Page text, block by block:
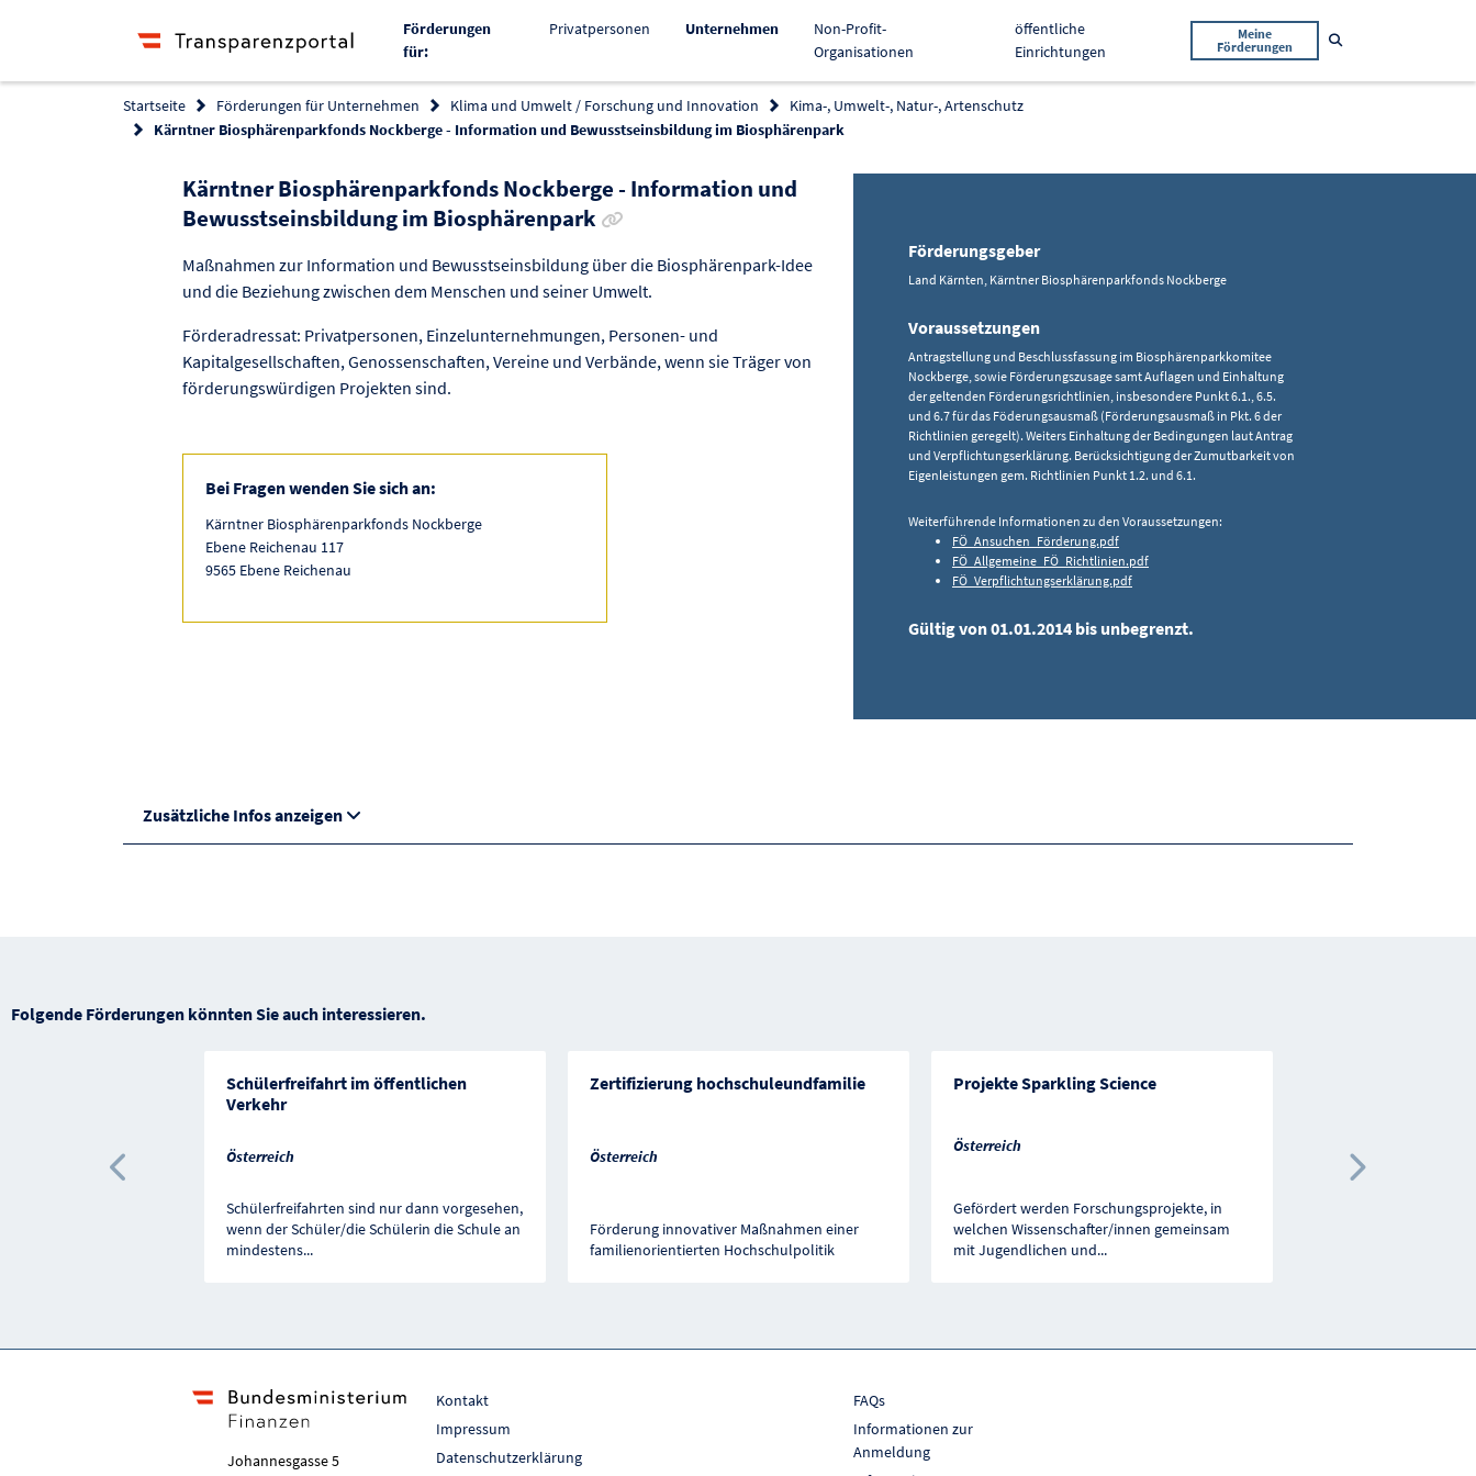
Förderungen
für:
Privatpersonen UnternehmenAktiv Non-Profit-
Organisationen
öffentliche
Einrichtungen
Meine
Förderungen
Startseite Förderungen für Unternehmen Klima und Umwelt / Forschung und Innovation
Kima-, Umwelt-, Natur-, Artenschutz
Kärntner Biosphärenparkfonds Nockberge - Information und Bewusstseinsbildung im Biosphärenpark
Kärntner Biosphärenparkfonds Nockberge - Information und
Bewusstseinsbildung im Biosphärenpark
Link zur Förderung kopieren
Maßnahmen zur Information und Bewusstseinsbildung über die Biosphärenpark-Idee
und die Beziehung zwischen dem Menschen und seiner Umwelt.
Förderadressat: Privatpersonen, Einzelunternehmungen, Personen- und
Kapitalgesellschaften, Genossenschaften, Vereine und Verbände, wenn sie Träger von
förderungswürdigen Projekten sind.
Bei Fragen wenden Sie sich an:
Kärntner Biosphärenparkfonds Nockberge
Ebene Reichenau 117
9565 Ebene Reichenau
Förderungsgeber
Land Kärnten, Kärntner Biosphärenparkfonds Nockberge
Voraussetzungen
Antragstellung und Beschlussfassung im Biosphärenparkkomitee
Nockberge, sowie Förderungszusage samt Auflagen und Einhaltung
der geltenden Förderungsrichtlinien, insbesondere Punkt 6.1., 6.5.
und 6.7 für das Föderungsausmaß (Förderungsausmaß in Pkt. 6 der
Richtlinien geregelt). Weiters Einhaltung der Bedingungen laut Antrag
und Verpflichtungserklärung. Berücksichtigung der Zumutbarkeit von
Eigenleistungen gem. Richtlinien Punkt 1.2. und 6.1.
Weiterführende Informationen zu den Voraussetzungen:
FÖ_Ansuchen_Förderung.pdf
FÖ_Allgemeine_FÖ_Richtlinien.pdf
FÖ_Verpflichtungserklärung.pdf
Gültig von 01.01.2014 bis unbegrenzt.
Zusätzliche Infos anzeigen
Folgende Förderungen könnten Sie auch interessieren.
Schülerfreifahrt im öffentlichen
Verkehr
Österreich
Schülerfreifahrten sind nur dann vorgesehen,
wenn der Schüler/die Schülerin die Schule an
mindestens...
Zertifizierung hochschuleundfamilie
Österreich
Förderung innovativer Maßnahmen einer
familienorientierten Hochschulpolitik
Projekte Sparkling Science
Österreich
Gefördert werden Forschungsprojekte, in
welchen Wissenschafter/innen gemeinsam
mit Jugendlichen und...
Österreich
Vorherige Förderung Nächste
Johannesgasse 5
Kontakt
Impressum
Datenschutzerklärung
FAQs
Informationen zur
Anmeldung